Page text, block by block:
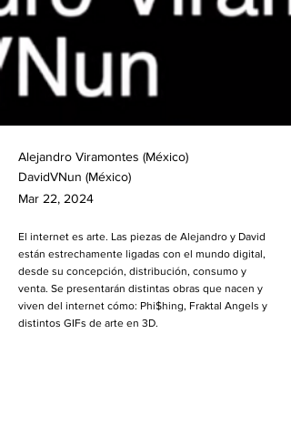
Alejandro Viramontes (México)
DavidVNun (México)
Mar 22, 2024
El internet es arte. Las piezas de Alejandro y David
están estrechamente ligadas con el mundo digital,
desde su concepción, distribución, consumo y
venta. Se presentarán distintas obras que nacen y
viven del internet cómo: Phi$hing, Fraktal Angels y
distintos GIFs de arte en 3D.